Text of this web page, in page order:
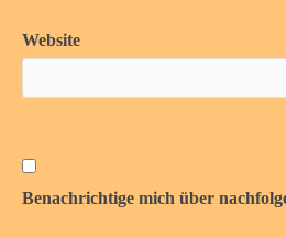
Website
Benachrichtige mich über